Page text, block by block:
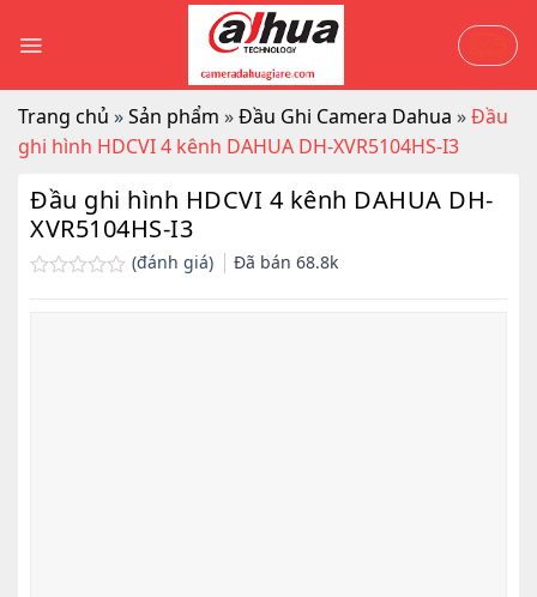
Trang chủ »Sản phẩm »Đầu Ghi Camera Dahua »Đầu
ghi hình HDCVI 4 kênh DAHUA DH-XVR5104HS-I3
Đầu ghi hình HDCVI 4 kênh DAHUA DH-
XVR5104HS-I3
(đánh giá) Đã bán 68.8k